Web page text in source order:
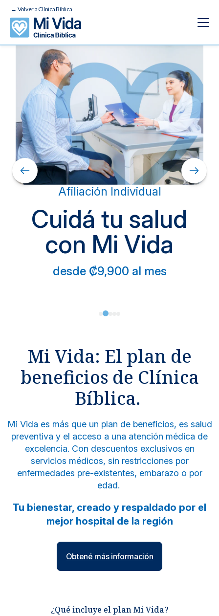
← Volver a Clínica Bíblica
Descuentos
Chequeo Médico
Promociones
Financiamiento
Afiliación Individual
Cuidá tu salud
con Mi Vida
desde ₡9,900 al mes
Mi Vida: El plan de
beneficios de Clínica
Bíblica.
Mi Vida es más que un plan de beneficios, es salud
preventiva y el acceso a una atención médica de
excelencia. Con descuentos exclusivos en
servicios médicos, sin restricciones por
enfermedades pre-existentes, embarazo o por
edad.
Tu bienestar, creado y respaldado por el
mejor hospital de la región
Obtené más información
¿Qué incluye el plan Mi Vida?